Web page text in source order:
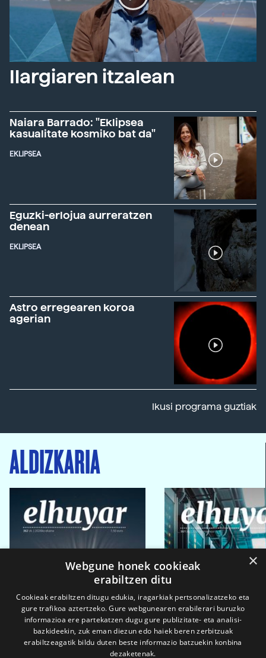
Ilargiaren itzalean
Naiara Barrado: "Eklipsea
kasualitate kosmiko bat da"
EKLIPSEA
Eguzki-erlojua aurreratzen
denean
EKLIPSEA
Astro erregearen koroa
agerian
Ikusi programa guztiak
ALDIZKARIA
×
Webgune honek cookieak
erabiltzen ditu
Cookieak erabiltzen ditugu edukia, iragarkiak pertsonalizatzeko eta
gure trafikoa aztertzeko. Gure webgunearen erabilerari buruzko
informazioa ere partekatzen dugu gure publizitate- eta analisi-
bazkideekin, zuk eman diezun edo haiek beren zerbitzuak
erabiltzeagatik bildu duten beste informazio batzuekin konbina
dezaketenak.